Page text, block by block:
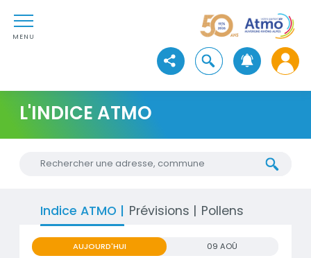
Aller au premier menu de navigation
Aller à la recherche
MENU
Atmo Auvergne-Rhône-
Voir les réseaux sociaux
Ouvrir la recherche
L'INDICE ATMO
Chercher une nouvelle adresse
Indice ATMO Prévisions Pollens
AUJOURD'HUI 09 AOÛ